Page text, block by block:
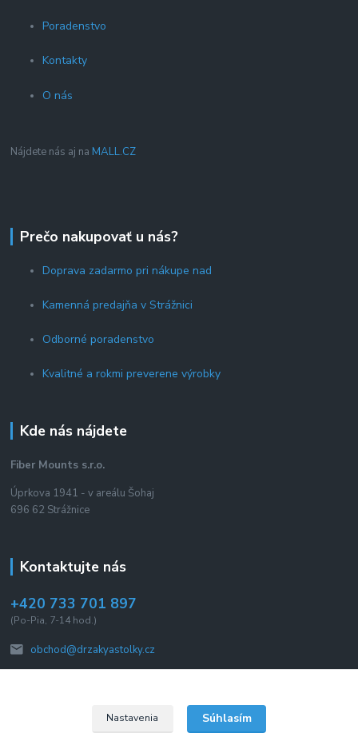
Poradenstvo
Kontakty
O nás
Nájdete nás aj na MALL.CZ
Prečo nakupovať u nás?
Doprava zadarmo pri nákupe nad
Kamenná predajňa v Strážnici
Odborné poradenstvo
Kvalitné a rokmi preverene výrobky
Kde nás nájdete
Fiber Mounts s.r.o.
Úprkova 1941 - v areálu Šohaj
696 62 Strážnice
Kontaktujte nás
+420 733 701 897
(Po-Pia, 7-14 hod.)
obchod@drzakyastolky.cz
Nastavenia Súhlasím